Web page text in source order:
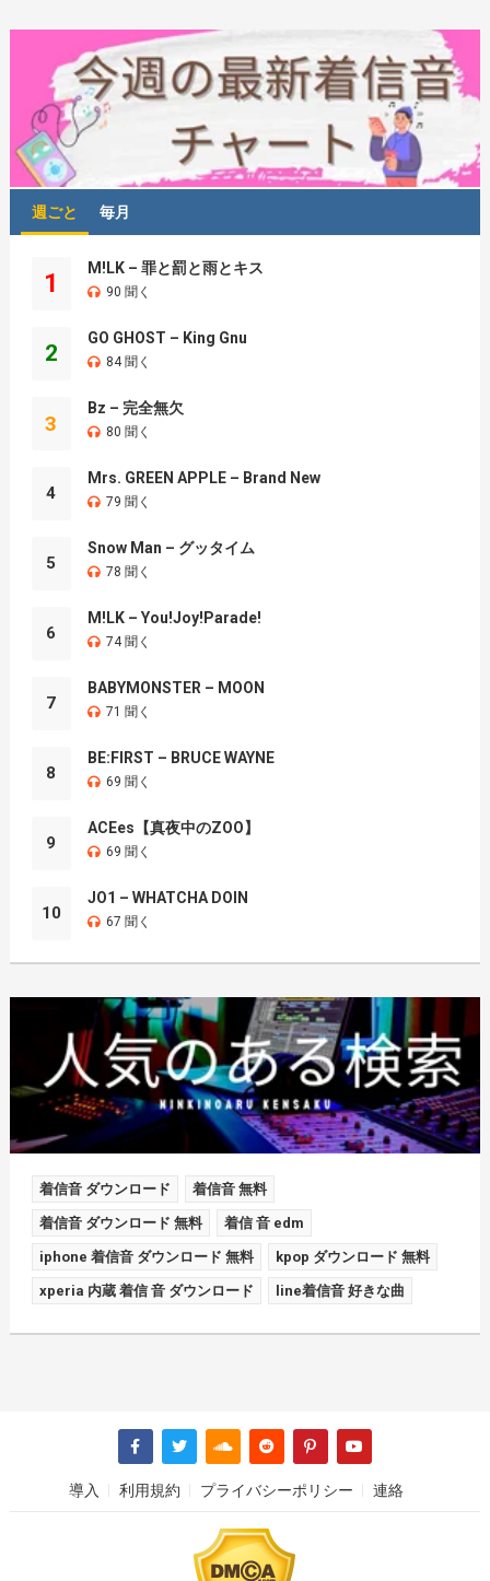
週ごと 毎月
1
M!LK – 罪と罰と雨とキス
90 聞く
2
GO GHOST – King Gnu
84 聞く
3
Bz – 完全無欠
80 聞く
4
Mrs. GREEN APPLE – Brand New
79 聞く
5
Snow Man – グッタイム
78 聞く
6
M!LK – You!Joy!Parade!
74 聞く
7
BABYMONSTER – MOON
71 聞く
8
BE:FIRST – BRUCE WAYNE
69 聞く
9
ACEes【真夜中のZOO】
69 聞く
10
JO1 – WHATCHA DOIN
67 聞く
着信音 ダウンロード 着信音 無料
着信音 ダウンロード 無料 着信 音 edm
iphone 着信音 ダウンロード 無料 kpop ダウンロード 無料
xperia 内蔵 着信 音 ダウンロード line着信音 好きな曲
導入 利用規約 プライバシーポリシー 連絡